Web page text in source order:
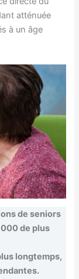
atténuée
à un âge
de seniors
de plus
longtemps,